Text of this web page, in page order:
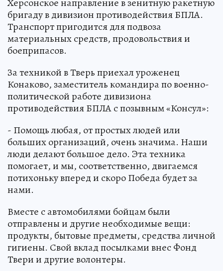
Херсонское направление в зенитную ракетную
бригаду в дивизион противодействия БПЛА.
Транспорт пригодится для подвоза
материальных средств, продовольствия и
боеприпасов.
За техникой в Тверь приехал уроженец
Конаково, заместитель командира по военно-
политической работе дивизиона
противодействия БПЛА с позывным «Консул»:
- Помощь любая, от простых людей или
больших организаций, очень значима. Наши
люди делают большое дело. Эта техника
помогает, и мы, соответственно, двигаемся
потихоньку вперед и скоро Победа будет за
нами.
Вместе с автомобилями бойцам были
отправлены и другие необходимые вещи:
продукты, бытовые предметы, средства личной
гигиены. Свой вклад посылками внес Фонд
Твери и другие волонтеры.